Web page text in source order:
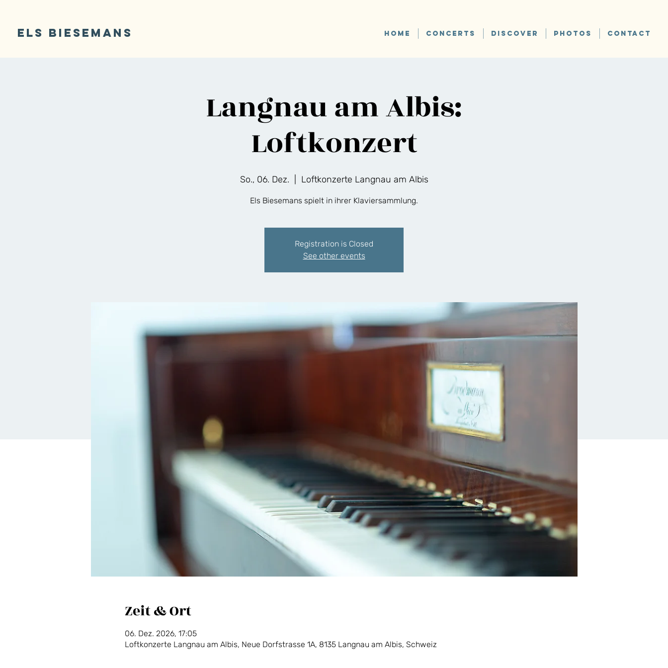
ELS BIESEMANS HOME CONCERTS DISCOVER PHOTOS CONTACT
Langnau am Albis:
Loftkonzert
So., 06. Dez. Loftkonzerte Langnau am Albis
Els Biesemans spielt in ihrer Klaviersammlung.
Registration is Closed
See other events
Zeit & Ort
06. Dez. 2026, 17:05
Loftkonzerte Langnau am Albis, Neue Dorfstrasse 1A, 8135 Langnau am Albis, Schweiz